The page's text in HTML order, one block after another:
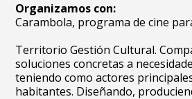
Organizamos con:
Carambola, programa de cine
Territorio Gestión Cultural.
soluciones concretas a
teniendo como actores
habitantes. Diseñando,